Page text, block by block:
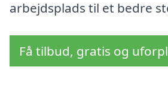
arbejdsplads til et bedre
Få tilbud, gratis og